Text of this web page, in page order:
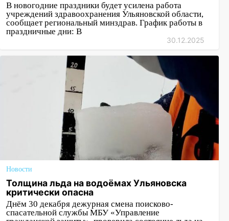
В новогодние праздники будет усилена работа
учреждений здравоохранения Ульяновской области,
сообщает региональный минздрав. График работы в
праздничные дни: В
30.12.2025
Новости
Толщина льда на водоёмах Ульяновска
критически опасна
Днём 30 декабря дежурная смена поисково-
спасательной службы МБУ «Управление